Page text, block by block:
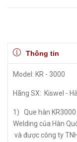
Thông tin
Model: KR - 3000
Hãng SX: Kiswel -
1) Que hàn
Welding của Hàn
và được công ty